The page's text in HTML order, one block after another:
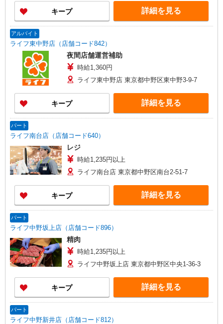
キープ 詳細を見る
アルバイト
ライフ東中野店（店舗コード842）
夜間店舗運営補助
時給1,360円
ライフ東中野店 東京都中野区東中野3-9-7
キープ 詳細を見る
パート
ライフ南台店（店舗コード640）
レジ
時給1,235円以上
ライフ南台店 東京都中野区南台2-51-7
キープ 詳細を見る
パート
ライフ中野坂上店（店舗コード896）
精肉
時給1,235円以上
ライフ中野坂上店 東京都中野区中央1-36-3
キープ 詳細を見る
パート
ライフ中野新井店（店舗コード812）